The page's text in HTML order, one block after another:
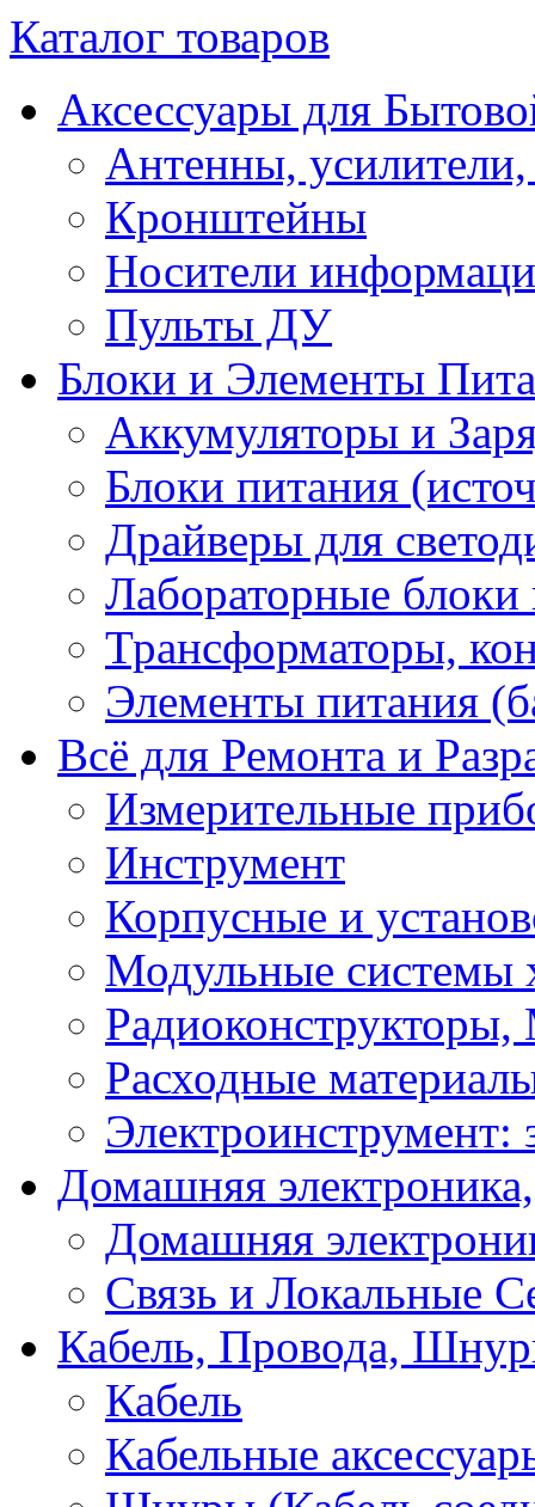
Каталог товаров
Аксессуары для
Антенны, усилители,
Кронштейны
Носители
Пульты ДУ
Блоки и Элементы
Аккумуляторы и
Блоки питания
Драйверы для
Лабораторные блоки
Трансформаторы,
Элементы питания
Всё для Ремонта и
Измерительные
Инструмент
Корпусные и
Модульные системы
Расходные
Электроинструмент:
Домашняя
Домашняя
Связь и Локальные
Кабель, Провода,
Кабель
Кабельные